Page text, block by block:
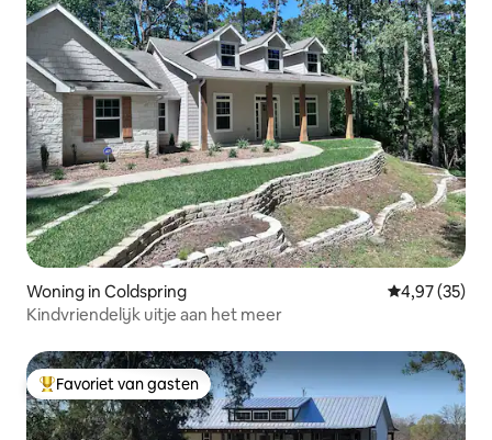
Woning in Coldspring Gemiddelde
4,97 (35)
Kindvriendelijk uitje aan het meer
Topfavoriet van gasten
Favoriet van gasten